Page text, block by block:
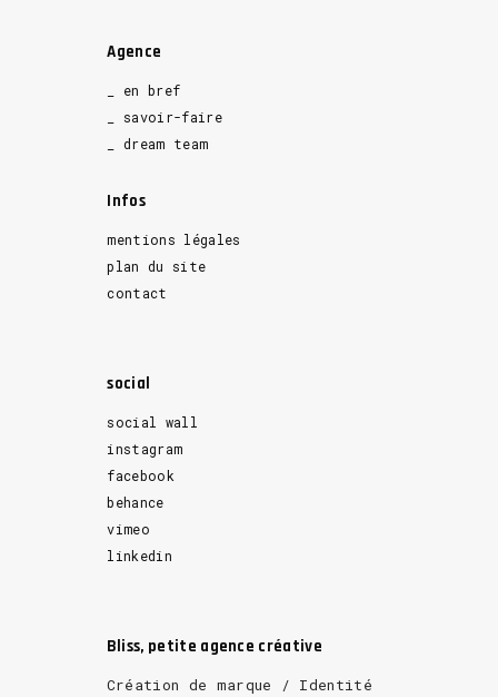
Agence
_ en bref
_ savoir-faire
_ dream team
Infos
mentions légales
plan du site
contact
social
social wall
instagram
facebook
behance
vimeo
linkedin
Bliss, petite agence créative
Création de marque / Identité